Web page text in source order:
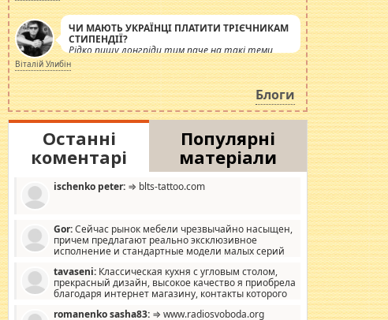
ЧИ МАЮТЬ УКРАЇНЦІ ПЛАТИТИ ТРІЄЧНИКАМ
СТИПЕНДІЇ?
Рідко пишу лонгріди тим паче на такі теми,
але вже просто дістало! Обурюють сьогоднішні
інсенуації навколо стипендіального питання.
Штучно роздувається ще одна соціальна
катастрофа.
Віталій Улибін
Блоги
Останні
коментарі
Популярні
матеріали
ischenko peter: ⇒ blts-tattoo.com
Gor:Сейчас рынок мебели чрезвычайно насыщен,
причем предлагают реально эксклюзивное
исполнение и стандартные модели малых серий
дизайну, мало походит на стандартные формы, в MebelOk,
креативненько и что главное - со вкусом все в порядке,
без ненужных наворотов удорожающих мебель, а это не
tavaseni: Классическая кухня с угловым столом,
прекрасный дизайн, высокое качество я приобрела
благодаря интернет магазину, контакты которого
romanenko sasha83: ⇒ www.radiosvoboda.org